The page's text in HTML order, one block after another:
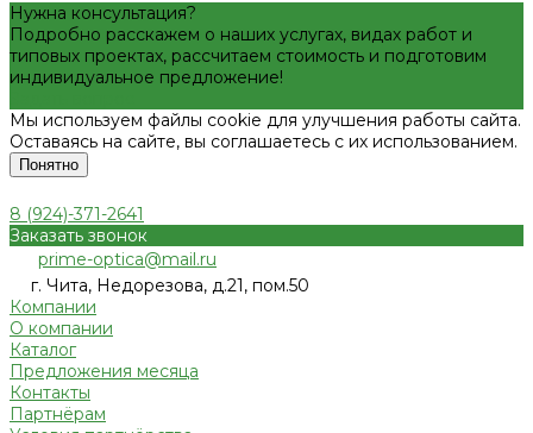
Нужна консультация?
Подробно расскажем о наших услугах, видах работ и
типовых проектах, рассчитаем стоимость и подготовим
индивидуальное предложение!
Мы используем файлы cookie для улучшения работы сайта.
Оставаясь на сайте, вы соглашаетесь с их использованием.
Понятно
8 (924)-371-2641
Заказать звонок
prime-optica@mail.ru
г. Чита, Недорезова, д.21, пом.50
Компании
О компании
Каталог
Предложения месяца
Контакты
Партнёрам